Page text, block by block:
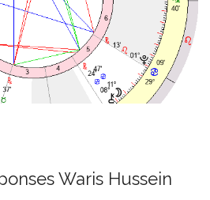
Waris Hussein